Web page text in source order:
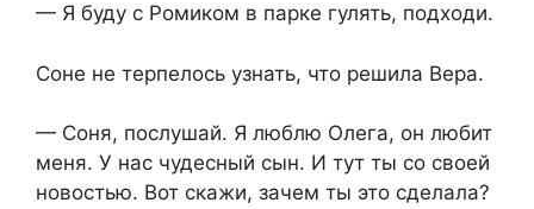
— Я буду с Ромиком в парке гулять, подходи.
Соне не терпелось узнать, что решила Вера.
— Соня, послушай. Я люблю Олега, он любит
меня. У нас чудесный сын. И тут ты со своей
новостью. Вот скажи, зачем ты это сделала?